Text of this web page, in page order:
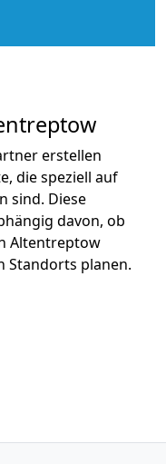
erstellen
die speziell auf
sind. Diese
davon, ob
Altentreptow
Standorts planen.